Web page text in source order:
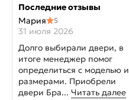
Последние отзывы
Мария
5
31 июля 2026
Долго выбирали двери, в
итоге менеджер помог
определиться с моделью и
размерами. Приобрели
двери Бра... Читать далее